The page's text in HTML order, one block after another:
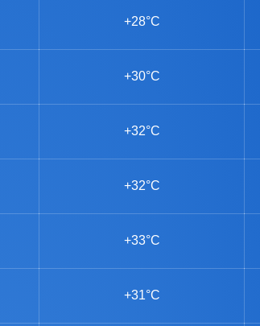
+28°C
+30°C
+32°C
+32°C
+33°C
+31°C